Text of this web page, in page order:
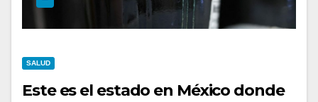
SALUD
Este es el estado en México donde